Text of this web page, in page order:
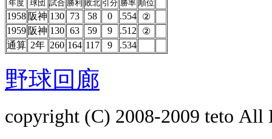
年度 球団 試合 勝利 敗北 引分 勝率 順位
1958 阪神 130 73 58 0 .554 ②
1959 阪神 130 63 59 9 .512
②
通算 2年 260 164 117 9 .534
野球回廊
copyright (C) 2008-2009 teto All